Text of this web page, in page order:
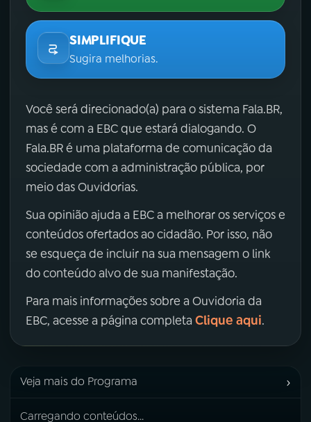
SIMPLIFIQUE
Sugira melhorias.
Você será direcionado(a) para o sistema Fala.BR,
mas é com a EBC que estará dialogando. O
Fala.BR é uma plataforma de comunicação da
sociedade com a administração pública, por
meio das Ouvidorias.
Sua opinião ajuda a EBC a melhorar os serviços e
conteúdos ofertados ao cidadão. Por isso, não
se esqueça de incluir na sua mensagem o link
do conteúdo alvo de sua manifestação.
Para mais informações sobre a Ouvidoria da
EBC, acesse a página completa Clique aqui.
Veja mais do Programa ›
Carregando conteúdos...